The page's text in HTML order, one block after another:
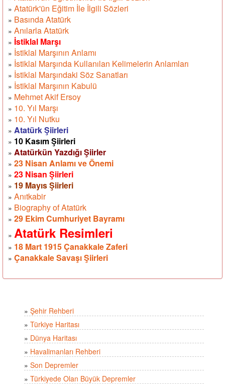
» Atatürk'ün Eğitim İle İlgili Sözleri
» Basında Atatürk
» Anılarla Atatürk
» İstiklal Marşı
» İstiklal Marşının Anlamı
» İstiklal Marşında Kullanılan Kelimelerin Anlamları
» İstiklal Marşındaki Söz Sanatları
» İstiklal Marşının Kabulü
» Mehmet Akif Ersoy
» 10. Yıl Marşı
» 10. Yıl Nutku
» Atatürk Şiirleri
» 10 Kasım Şiirleri
» Atatürkün Yazdığı Şiirler
» 23 Nisan Anlamı ve Önemi
» 23 Nisan Şiirleri
» 19 Mayıs Şiirleri
» Anıtkabir
» Biography of Atatürk
» 29 Ekim Cumhuriyet Bayramı
» Atatürk Resimleri
» 18 Mart 1915 Çanakkale Zaferi
» Çanakkale Savaşı Şiirleri
» Şehir Rehberi
» Türkiye Haritası
» Dünya Haritası
» Havalimanları Rehberi
» Son Depremler
» Türkiyede Olan Büyük Depremler